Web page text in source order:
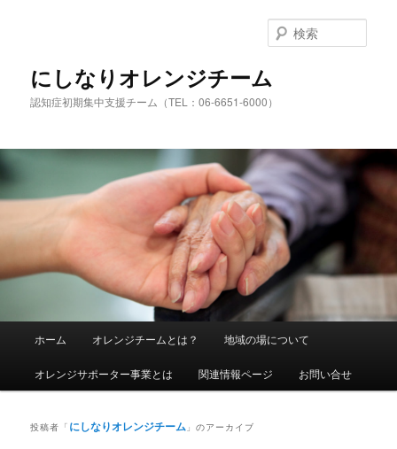
にしなりオレンジチーム
認知症初期集中支援チーム（TEL：06-6651-6000）
索
メ
イ
サ
ブ
ホーム オレンジチームとは？ 地域の場について
オレンジサポーター事業とは 関連情報ページ お問い合せ
投稿者「 にしなりオレンジチーム 」のアーカイブ